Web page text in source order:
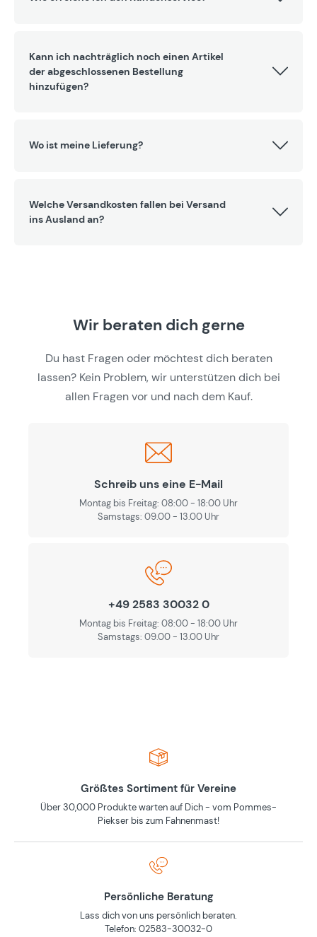
Kann ich nachträglich noch einen Artikel
der abgeschlossenen Bestellung
hinzufügen?
Wo ist meine Lieferung?
Welche Versandkosten fallen bei Versand
ins Ausland an?
Wir beraten dich gerne
Du hast Fragen oder möchtest dich beraten
lassen? Kein Problem, wir unterstützen dich bei
allen Fragen vor und nach dem Kauf.
Schreib uns eine E-Mail
Montag bis Freitag: 08:00 - 18:00 Uhr
Samstags: 09.00 - 13.00 Uhr
+49 2583 30032 0
Montag bis Freitag: 08:00 - 18:00 Uhr
Samstags: 09.00 - 13.00 Uhr
Größtes Sortiment für Vereine
Über 30,000 Produkte warten auf Dich - vom Pommes-
Piekser bis zum Fahnenmast!
Persönliche Beratung
Lass dich von uns persönlich beraten.
Telefon: 02583-30032-0